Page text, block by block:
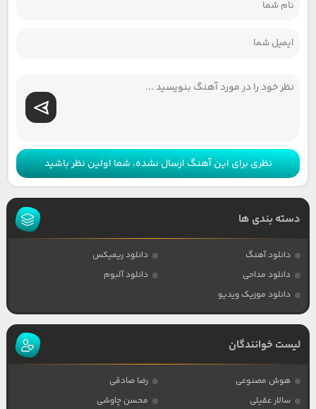
نظری برای این آهنگ ارسال نشده، شما اولین نظر باشید
دسته بندی ها
دانلود آهنگ
دانلود ریمیکس
دانلود مداحی
دانلود آلبوم
دانلود موزیک ویدیو
لیست خوانندگان
هوش مصنوعی
رضا صادقی
سالار عقیلی
محسن چاوشی